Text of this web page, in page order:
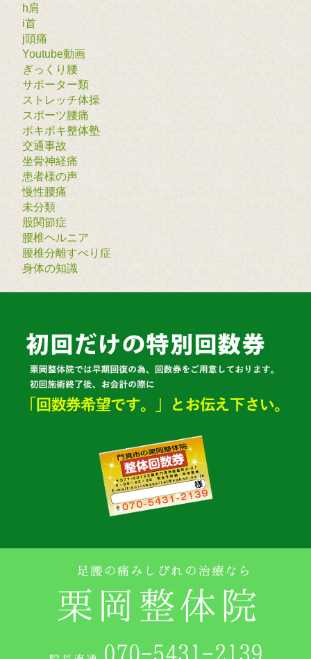
h肩
i首
j頭痛
Youtube動画
ぎっくり腰
サポーター類
ストレッチ体操
スポーツ腰痛
ポキポキ整体塾
交通事故
坐骨神経痛
患者様の声
慢性腰痛
未分類
股関節症
腰椎ヘルニア
腰椎分離すべり症
身体の知識